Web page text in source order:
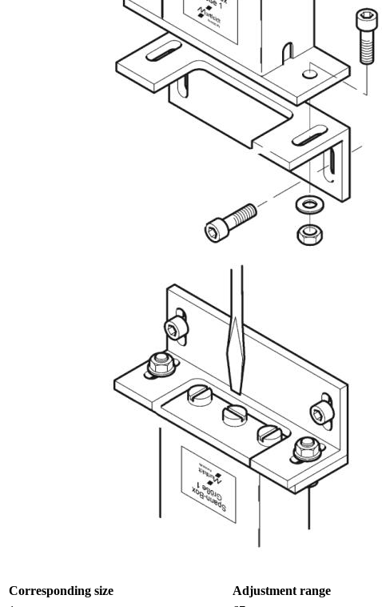
Corresponding size Adjustment range